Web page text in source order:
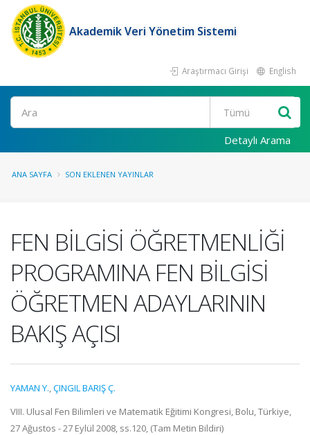
Akademik Veri Yönetim Sistemi
Araştırmacı Girişi English
Ara
Detaylı Arama
ANA SAYFA SON EKLENEN YAYINLAR
FEN BİLGİSİ ÖĞRETMENLİĞİ
PROGRAMINA FEN BİLGİSİ
ÖĞRETMEN ADAYLARININ
BAKIŞ AÇISI
YAMAN Y.,ÇINGIL BARIŞ Ç.
VIII. Ulusal Fen Bilimleri ve Matematik Eğitimi Kongresi, Bolu, Türkiye,
27 Ağustos - 27 Eylül 2008, ss.120, (Tam Metin Bildiri)